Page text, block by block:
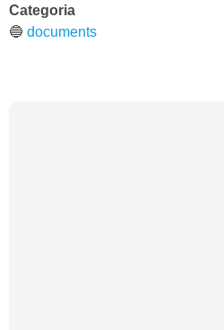
Categoria
🔵 documents